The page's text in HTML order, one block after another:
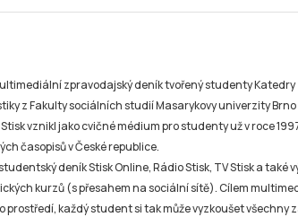
zpravodajský deník tvořený studenty Katedry
z Fakulty sociálních studií Masarykovy univerzity Brno
vznikl jako cvičné médium pro studenty už v roce
časopisů v České republice.
deník Stisk Online, Rádio Stisk, TV Stisk a také
kurzů (s přesahem na sociální sítě). Cílem
prostředí, každý student si tak může vyzkoušet všechny